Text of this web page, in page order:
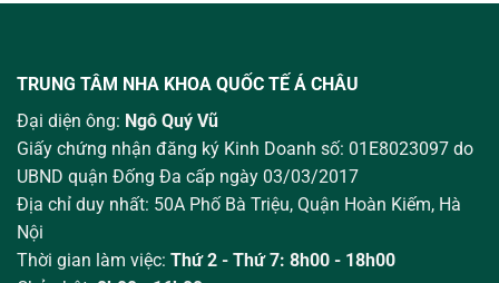
TRUNG TÂM NHA KHOA QUỐC TẾ Á CHÂU
Đại diện ông: Ngô Quý Vũ
Giấy chứng nhận đăng ký Kinh Doanh số: 01E8023097 do
UBND quận Đống Đa cấp ngày 03/03/2017
Địa chỉ duy nhất: 50A Phố Bà Triệu, Quận Hoàn Kiếm, Hà
Nội
Thời gian làm việc: Thứ 2 - Thứ 7: 8h00 - 18h00